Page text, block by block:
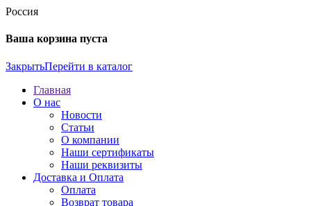
Россия
Ваша корзина пуста
ЗакрытьПерейти в каталог
Главная
О нас
Новости
Статьи
О компании
Наши сертификаты
Наши реквизиты
Доставка и Оплата
Оплата
Возврат товара